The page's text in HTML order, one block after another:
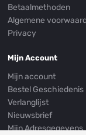
Betaalmethoden
Algemene
Privacy
Mijn Account
Mijn account
Bestel Geschiedenis
Verlanglijst
Nieuwsbrief
Mijn Adresgegevens